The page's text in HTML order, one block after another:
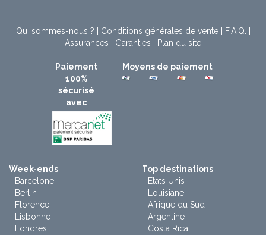
Qui sommes-nous ? Conditions générales de vente| F.A.Q.
Assurances
Garanties Plan du site
Paiement
100%
sécurisé
avec
Moyens de paiement
Week-ends
Barcelone
Berlin
Florence
Lisbonne
Londres
Top destinations
Etats Unis
Louisiane
Afrique du Sud
Argentine
Costa Rica